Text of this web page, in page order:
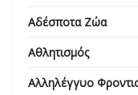
Αδέσποτα Ζώα
Αθλητισμός
Αλληλέγγυο